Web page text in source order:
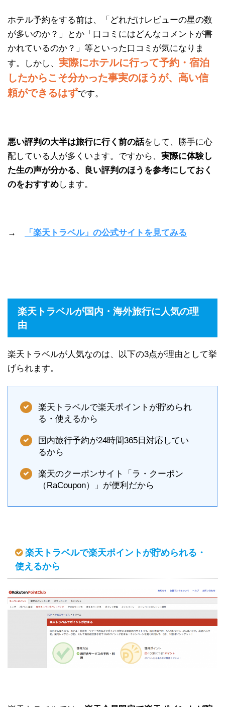
ホテル予約をする前は、「どれだけレビューの星の数
が多いのか？」とか「口コミにはどんなコメントが書
かれているのか？」等といった口コミが気になりま
す。しかし、 実際にホテルに行って予約・宿泊
したからこそ分かった事実のほうが、高い信
頼ができるはずです。
悪い評判の大半は旅行に行く前の話をして、勝手に心
配している人が多くいます。ですから、 実際に体験し
た生の声が分かる、良い評判のほうを参考にしておく
のをおすすめします。
→ 「楽天トラベル」の公式サイトを見てみる
楽天トラベルが国内・海外旅行に人気の理
由
楽天トラベルが人気なのは、以下の3点が理由として挙
げられます。
楽天トラベルで楽天ポイントが貯められ
る・使えるから
国内旅行予約が24時間365日対応してい
るから
楽天のクーポンサイト「ラ・クーポン
（RaCoupon）」が便利だから
楽天トラベルで楽天ポイントが貯められる・
使えるから